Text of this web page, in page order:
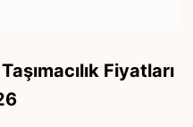
Fiyatları